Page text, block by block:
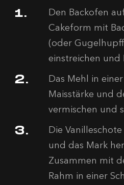
Den Backofen
Cakeform mit
(oder
einstreichen und
Das Mehl in
Maisstärke und
vermischen und
Die
und das Mark
Zusammen mit
Rahm in einer